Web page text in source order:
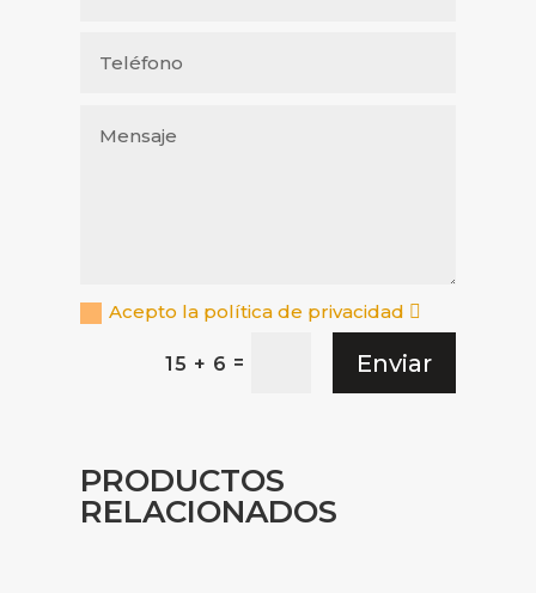
Acepto la política de privacidad
15 + 6 = Enviar
PRODUCTOS
RELACIONADOS